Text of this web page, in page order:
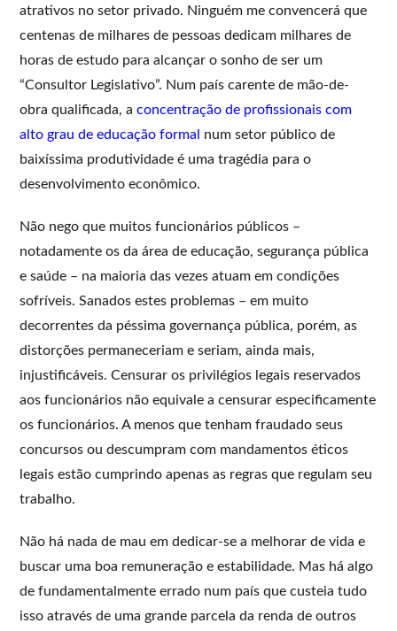
atrativos no setor privado. Ninguém me convencerá que
centenas de milhares de pessoas dedicam milhares de
horas de estudo para alcançar o sonho de ser um
“Consultor Legislativo”. Num país carente de mão-de-
obra qualificada, aconcentração de profissionais com
alto grau de educação formal
num setor público de
baixíssima produtividade é uma tragédia para o
desenvolvimento econômico.
Não nego que muitos funcionários públicos –
notadamente os da área de educação, segurança pública
e saúde – na maioria das vezes atuam em condições
sofríveis. Sanados estes problemas – em muito
decorrentes da péssima governança pública, porém, as
distorções permaneceriam e seriam, ainda mais,
injustificáveis. Censurar os privilégios legais reservados
aos funcionários não equivale a censurar especificamente
os funcionários. A menos que tenham fraudado seus
concursos ou descumpram com mandamentos éticos
legais estão cumprindo apenas as regras que regulam seu
trabalho.
Não há nada de mau em dedicar-se a melhorar de vida e
buscar uma boa remuneração e estabilidade. Mas há algo
de fundamentalmente errado num país que custeia tudo
isso através de uma grande parcela da renda de outros